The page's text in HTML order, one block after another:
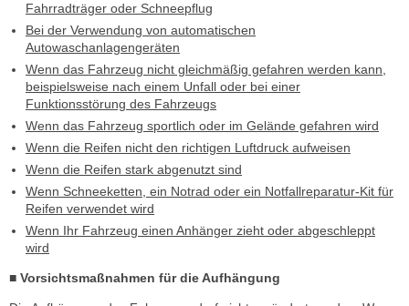
Fahrradträger oder Schneepflug
Bei der Verwendung von automatischen
Autowaschanlagengeräten
Wenn das Fahrzeug nicht gleichmäßig gefahren werden kann,
beispielsweise nach einem Unfall oder bei einer
Funktionsstörung des Fahrzeugs
Wenn das Fahrzeug sportlich oder im Gelände gefahren wird
Wenn die Reifen nicht den richtigen Luftdruck aufweisen
Wenn die Reifen stark abgenutzt sind
Wenn Schneeketten, ein Notrad oder ein Notfallreparatur-Kit für
Reifen verwendet wird
Wenn Ihr Fahrzeug einen Anhänger zieht oder abgeschleppt
wird
■ Vorsichtsmaßnahmen für die Aufhängung